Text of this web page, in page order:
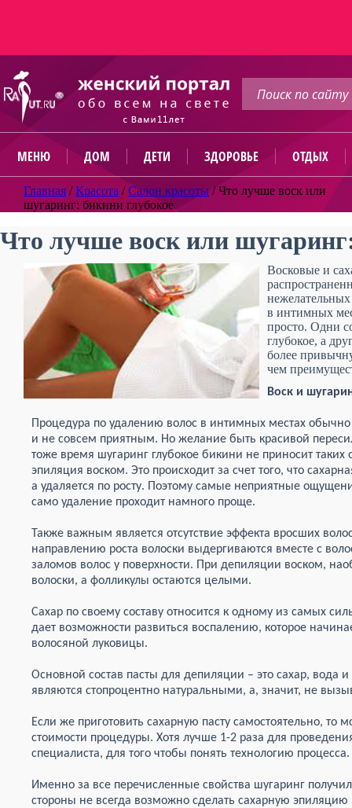
МЕНЮ ДОМ ДЕТИ ЗДОРОВЬЕ ОТДЫХ
Главная /Красота /Салон красоты /Что лучше воск или
шугаринг: бикини глубокое
Что лучше воск или
Восковые и
в интимных
просто. Одни
глубокое, а
более
чем
Воск и
Процедура по удалению волос в интимных местах
и не совсем приятным. Но желание быть красивой
тоже время шугаринг глубокое бикини не приносит
эпиляция воском. Это происходит за счет того, что
а удаляется по росту. Поэтому самые неприятные
само удаление проходит намного проще.
Также важным является отсутствие эффекта вросших
направлению роста волоски выдергиваются вместе с
заломов волос у поверхности. При депиляции воском,
волоски, а фолликулы остаются целыми.
Сахар по своему составу относится к одному из самых
дает возможности развиться воспалению, которое
волосяной луковицы.
Основной состав пасты для депиляции – это сахар, вода
являются стопроцентно натуральными, а, значит, не
Если же приготовить сахарную пасту самостоятельно, то
стоимости процедуры. Хотя лучше 1-2 раза для
специалиста, для того чтобы понять технологию процесса.
Именно за все перечисленные свойства шугаринг
стороны не всегда возможно сделать сахарную